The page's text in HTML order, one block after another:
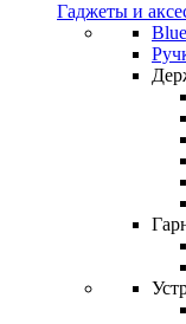
Гаджеты и